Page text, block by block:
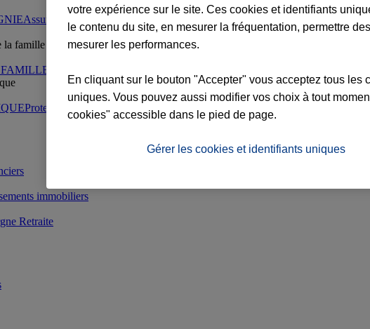
Assurance chien Assurance chat
Conseils animal de compagnie
Protection juridique particuliers Protection juridique immobilière
votre expérience sur le site. Ces cookies et identifiants
le contenu du site, en mesurer la fréquentation, permettre
mesurer les performances.
En cliquant sur le bouton "Accepter" vous acceptez tous les
uniques. Vous pouvez aussi modifier vos choix à tout
cookies" accessible dans le pied de page.
Gérer les cookies et identifiants uniques